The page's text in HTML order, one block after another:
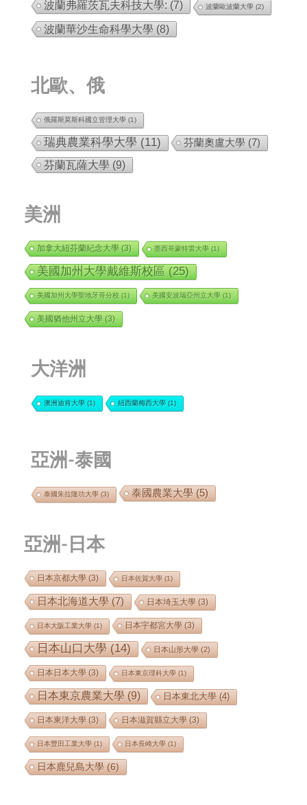
波蘭弗羅茨瓦夫科技大學: (7) 波蘭歐波蘭大學 (2)
波蘭華沙生命科學大學 (8)
北歐、俄
俄羅斯莫斯科國立管理大學 (1)
瑞典農業科學大學 (11) 芬蘭奧盧大學 (7)
芬蘭瓦薩大學 (9)
美洲
加拿大紐芬蘭紀念大學(3) 墨西哥蒙特雷大學 (1)
美國加州大學戴維斯校區(25)
美國加州大學聖地牙哥分校 (1) 美國安波瑞亞州立大學 (1)
美國猶他州立大學(3)
大洋洲
澳洲迪肯大學(1) 紐西蘭梅西大學(1)
亞洲-泰國
泰國朱拉隆功大學 (3) 泰國農業大學 (5)
亞洲-日本
日本京都大學 (3) 日本佐賀大學 (1)
日本北海道大學 (7) 日本埼玉大學 (3)
日本大阪工業大學 (1) 日本宇都宮大學 (3)
日本山口大學(14) 日本山形大學 (2)
日本日本大學 (3) 日本東京理科大學 (1)
日本東京農業大學 (9) 日本東北大學 (4)
日本東洋大學 (3) 日本滋賀縣立大學 (3)
日本豐田工業大學 (1) 日本長崎大學 (1)
日本鹿兒島大學 (6)